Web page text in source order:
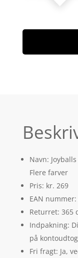
Navn:
Flere farver
Pris: kr. 269
EAN
Returret: 365
Indpakning:
på
Fri fragt: Ja,